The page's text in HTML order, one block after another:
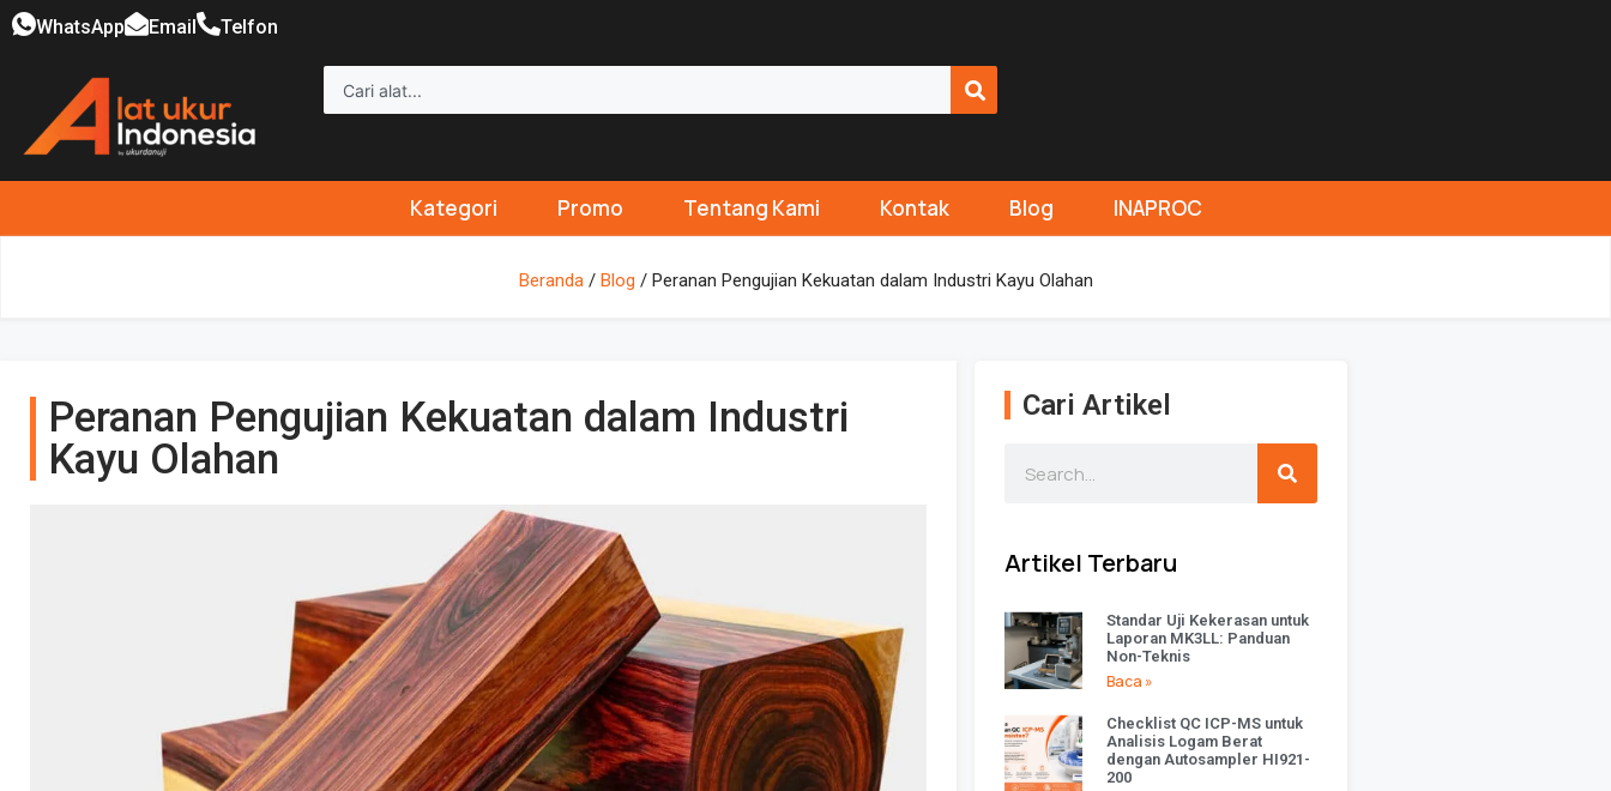
WhatsApp Email Telfon
Kategori Promo Tentang Kami Kontak Blog INAPROC
Beranda/ Blog / Peranan Pengujian Kekuatan dalam Industri Kayu Olahan
Peranan Pengujian Kekuatan dalam Industri
Kayu Olahan
Cari Artikel
Artikel Terbaru
Standar Uji Kekerasan untuk
Laporan MK3LL: Panduan
Non-Teknis
Baca »
Checklist QC ICP-MS untuk
Analisis Logam Berat
dengan Autosampler HI921-
200